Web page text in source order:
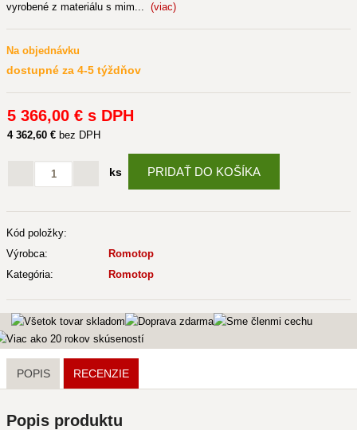
vyrobené z materiálu s mim... (viac)
Na objednávku
dostupné za 4-5 týždňov
5 366,00 € s DPH
4 362,60 € bez DPH
ks PRIDAŤ DO KOŠÍKA
Kód položky:
Výrobca:
Romotop
Kategória:
Romotop
POPIS RECENZIE
Popis produktu